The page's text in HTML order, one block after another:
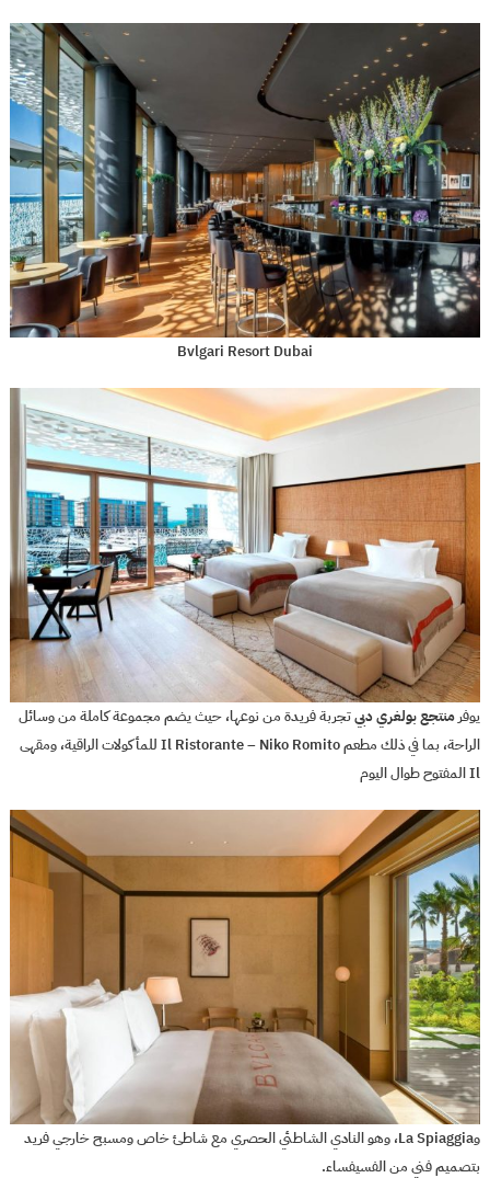
Bvlgari Resort Dubai
يوفر منتجع بولغري دبيتجربة فريدة من نوعها، حيث يضم مجموعة كاملة من وسائل
الراحة، بما في ذلك مطعم Il Ristorante – Niko Romito للمأكولات الراقية، ومقهى
Il المفتوح طوال اليوم
وLa Spiaggia، وهو النادي الشاطئي الحصري مع شاطئ خاص ومسبح خارجي فريد
بتصميم فني من الفسيفساء.